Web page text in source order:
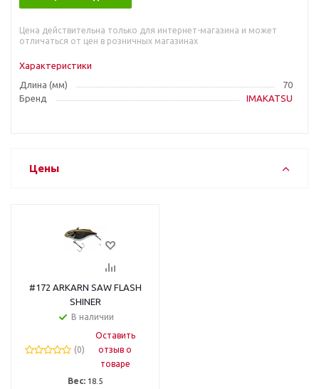
Цена действительна только для интернет-магазина и может
отличаться от цен в розничных магазинах
Характеристики
Длина (мм)
70
Бренд
IMAKATSU
Цены
#172 ARKARN SAW FLASH
SHINER
В наличии
(0)
Оставить
отзыв о
товаре
Вес: 18.5